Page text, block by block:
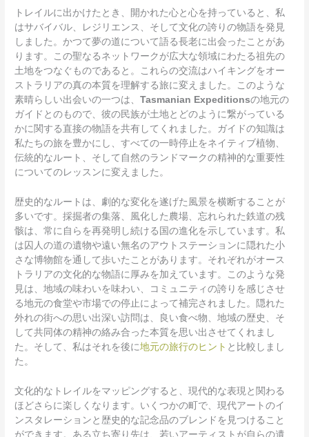
トレイルに出かけたとき、開かれた心と心を持っていると、私
はサバイバル、レジリエンス、そして文化の誇りの物語を発見
しました。かつて夢の道について語る長老に出会ったことがあ
ります。この聖なるネットワークが広大な領域にわたる祖先の
土地をつなぐものであると。これらの交流はハイキングをオー
ストラリアの真の本質を理解する旅に変えました。このような
素晴らしい出会いの一つは、Tasmanian Expeditionsの地元の
ガイドとのもので、彼の民族が土地とどのように繋がっている
かに関する直接の物語を共有してくれました。ガイドの知識は
私たちの旅を豊かにし、すべての一時停止をネイティブ植物、
伝統的なルート、そして自然のランドマークの精神的な重要性
についてのレッスンに変えました。
歴史的なルートは、劇的な変化を遂げた風景を横断することが
多いです。採掘者の集落、風化した農場、忘れられた鉄道の残
骸は、常に自らを再発明し続ける国の進化を示しています。私
は囚人の道の遺物や遠い無名のアウトステーションに隠れた小
さな博物館を通して歩いたことがあります。それぞれがオース
トラリアの文化的な物語に厚みを加えています。このような発
見は、地域の味わいを味わい、コミュニティの誇りを感じさせ
る地元の食堂や市場での停止によって補完されました。隠れた
外れの街への思い出深い訪問は、良い食べ物、地域の歴史、そ
して共同体の精神の絡み合った本質を思い出させてくれまし
た。そして、私はそれを後に地元の旅行のヒント と比較しまし
た。
文化的なトレイルをマッピングすると、現代的な表現と関わる
ほどさらに楽しくなります。いくつかの町で、現代アートのイ
ンスタレーションと歴史的な記念品のブレンドを見つけること
ができます。ある立ち寄り先は、若いアーティストが自らの遺